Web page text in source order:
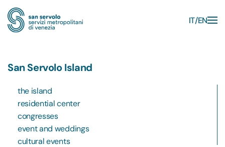
Skip to main content
IT EN
San Servolo Island
the island
residential center
congresses
event and weddings
cultural events